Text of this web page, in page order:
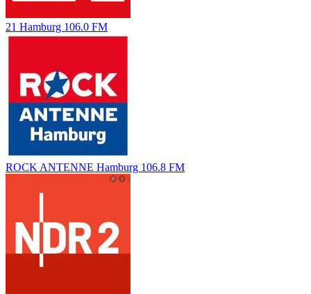
21 Hamburg 106.0 FM
ROCK ANTENNE Hamburg 106.8 FM